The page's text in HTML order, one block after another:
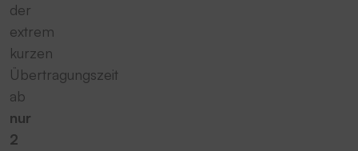
der
extrem
kurzen
Übertragungszeit
ab
nur
2